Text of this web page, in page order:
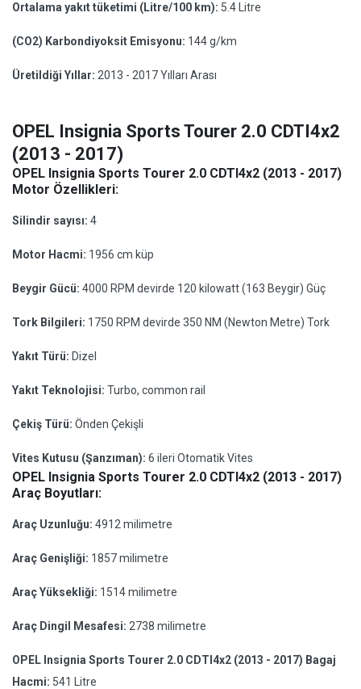
Ortalama yakıt tüketimi (Litre/100 km): 5.4 Litre
(CO2) Karbondiyoksit Emisyonu: 144 g/km
Üretildiği Yıllar: 2013 - 2017 Yılları Arası
OPEL Insignia Sports Tourer 2.0 CDTI4x2
(2013 - 2017)
OPEL Insignia Sports Tourer 2.0 CDTI4x2 (2013 - 2017)
Motor Özellikleri:
Silindir sayısı: 4
Motor Hacmi: 1956 cm küp
Beygir Gücü: 4000 RPM devirde 120 kilowatt (163 Beygir) Güç
Tork Bilgileri: 1750 RPM devirde 350 NM (Newton Metre) Tork
Yakıt Türü: Dizel
Yakıt Teknolojisi: Turbo, common rail
Çekiş Türü: Önden Çekişli
Vites Kutusu (Şanzıman): 6 ileri Otomatik Vites
OPEL Insignia Sports Tourer 2.0 CDTI4x2 (2013 - 2017)
Araç Boyutları:
Araç Uzunluğu: 4912 milimetre
Araç Genişliği: 1857 milimetre
Araç Yüksekliği: 1514 milimetre
Araç Dingil Mesafesi: 2738 milimetre
OPEL Insignia Sports Tourer 2.0 CDTI4x2 (2013 - 2017) Bagaj
Hacmi: 541 Litre